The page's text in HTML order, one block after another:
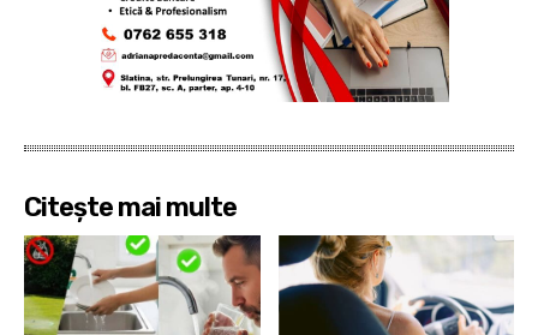
Citește mai multe